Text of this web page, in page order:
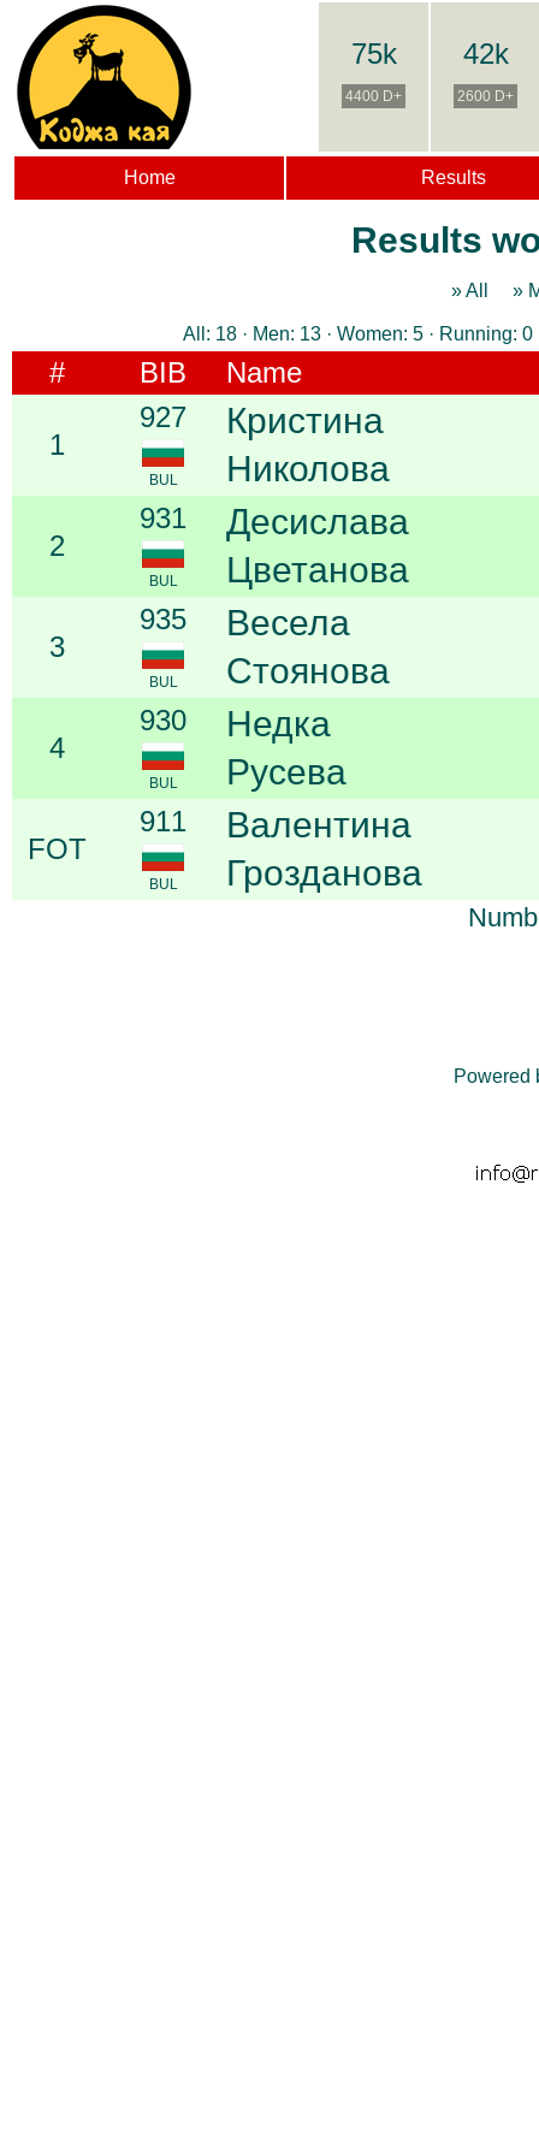
75k
4400 D+
42k
2600 D+
Home Results
Results
» All »
All: 18 · Men: 13 · Women: 5 · Running:
# BIB Name
1
927
BUL
Кристина
Николова
2
931
BUL
Десислава
Цветанова
3
935
BUL
Весела
Стоянова
4
930
BUL
Недка
Русева
FOT
911
BUL
Валентина
Грозданова
Powered